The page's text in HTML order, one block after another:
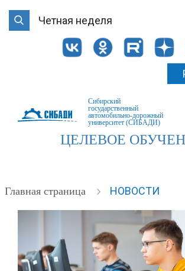
Четная неделя
Сибирский
государственный
автомобильно-дорожный
университет (СИБАДИ)
ЦЕЛЕВОЕ
Главная страница НОВОСТИ